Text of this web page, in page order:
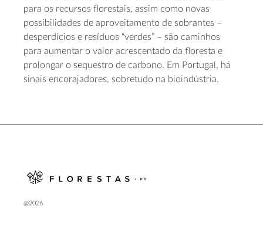
para os recursos florestais, assim como novas
possibilidades de aproveitamento de sobrantes –
desperdícios e resíduos “verdes” – são caminhos
para aumentar o valor acrescentado da floresta e
prolongar o sequestro de carbono. Em Portugal, há
sinais encorajadores, sobretudo na bioindústria.
@2026